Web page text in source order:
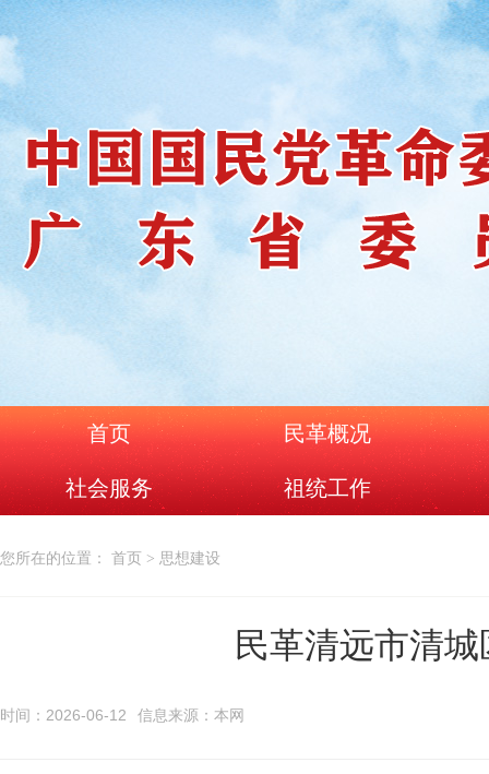
首页 民革概况
社会服务 祖统工作
您所在的位置： 首页 > 思想建设
民革清远市清
时间：2026-06-12 信息来源：本网